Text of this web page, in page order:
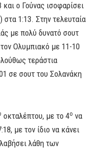
ο Γούνας ισοφαρίσει
στα 1:13. Στην τελευταία
με πολύ δυνατό σουτ
Ολυμπιακό με 11-10
τεράστια
σε σουτ του Σολανάκη
οκταλέπτου, με το 4ο να
με τον ίδιο να κάνει
λάθη των